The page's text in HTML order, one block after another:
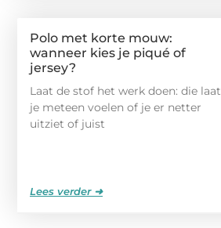
Polo met korte mouw:
wanneer kies je piqué of
jersey?
Laat de stof het werk doen: die laat
je meteen voelen of je er netter
uitziet of juist
Lees verder ➜